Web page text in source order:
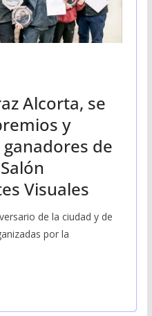
Alcorta, se
y
de
Visuales
de la ciudad y de
por la